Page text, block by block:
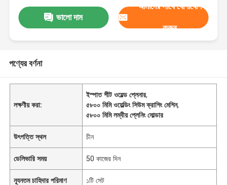
ভালো দাম
আমাদের সাথে যোগাযোগ
করুন
পণ্যের বর্ণনা
লক্ষণীয় করা:
ইস্পাত শীট ওয়েল্ড প্লেনার,
৫৮০০ মিমি ওয়েল্ডিং সিউম ক্রাশিং মেশিন,
৫৮০০ মিমি লম্বীয় প্লেনিং সোল্ডার
উৎপত্তি স্থল চীন
ডেলিভারি সময় 50 কাজের দিন
ন্যূনতম চাহিদার পরিমাণ ১টি সেট